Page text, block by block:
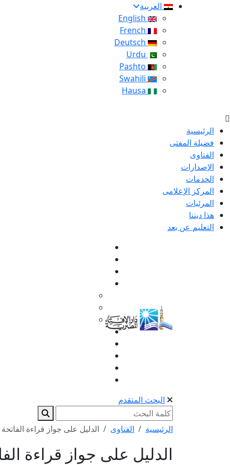
العربية
الرئيسية
فضيلة المفتى
الفتاوى
الإصدارات
الخدمات
المركز الإعلامى
المرئيات
هذا ديننا
التعليم عن بعد
البحث المتقدم
الرئيسية الفتاوى الدليل على جواز قراءة
الدليل على جواز قراءة